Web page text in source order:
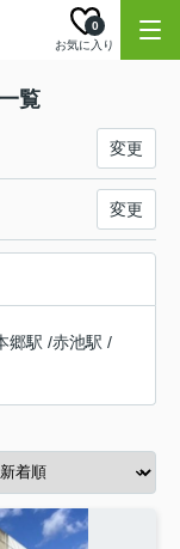
お気に入り
0
覧
変更
変更
郷駅 /赤池駅 /